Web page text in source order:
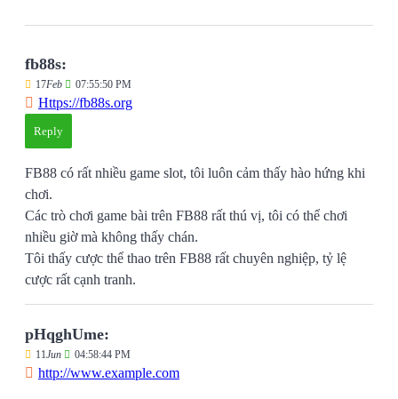
fb88s:
17Feb 07:55:50 PM
Https://fb88s.org
Reply
FB88 có rất nhiều game slot, tôi luôn cảm thấy hào hứng khi
chơi.
Các trò chơi game bài trên FB88 rất thú vị, tôi có thể chơi
nhiều giờ mà không thấy chán.
Tôi thấy cược thể thao trên FB88 rất chuyên nghiệp, tỷ lệ
cược rất cạnh tranh.
pHqghUme:
11Jun 04:58:44 PM
http://www.example.com